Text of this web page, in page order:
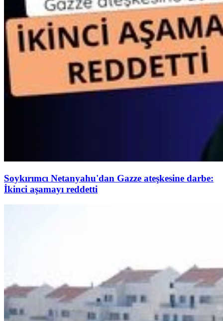
Soykırımcı Netanyahu'dan Gazze ateşkesine darbe:
İkinci aşamayı reddetti